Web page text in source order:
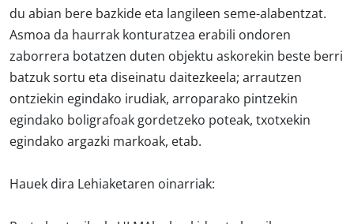
du abian bere bazkide eta langileen seme-alabentzat.
Asmoa da haurrak konturatzea erabili ondoren
zaborrera botatzen duten objektu askorekin beste berri
batzuk sortu eta diseinatu daitezkeela; arrautzen
ontziekin egindako irudiak, arroparako pintzekin
egindako boligrafoak gordetzeko poteak, txotxekin
egindako argazki markoak, etab.
Hauek dira Lehiaketaren oinarriak: